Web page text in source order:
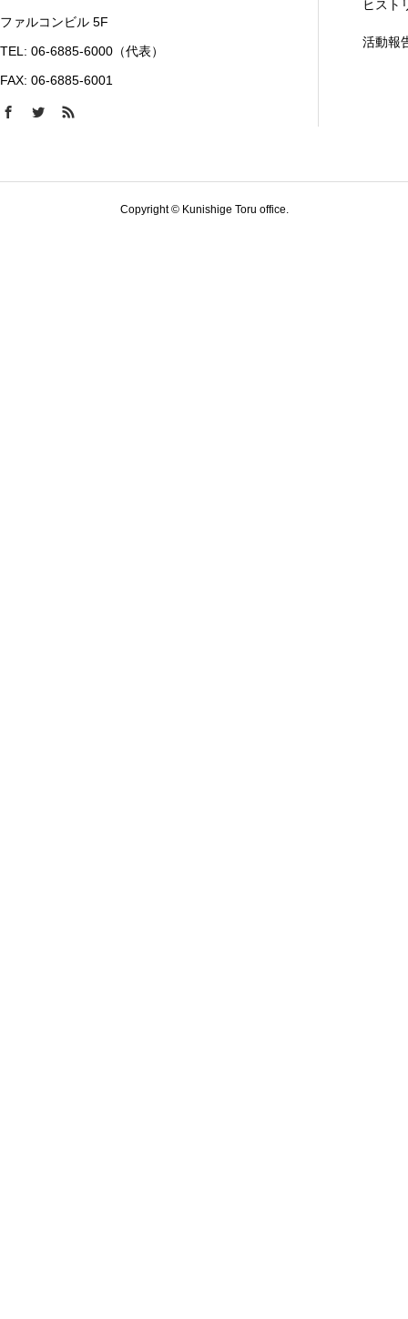
ファルコンビル 5F
TEL: 06-6885-6000（代表）
FAX: 06-6885-6001
ヒスト
活動報
Copyright © Kunishige Toru office.